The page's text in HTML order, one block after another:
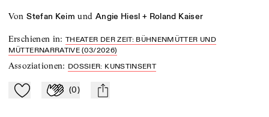
von Stefan Keim und Angie Hiesl + Roland Kaiser
Erschienen in:THEATER DER ZEIT: BÜHNENMÜTTER UND
MÜTTERNARRATIVE (03/2026)
Assoziationen: DOSSIER: KUNSTINSERT
Zu Mein-TdZ hinzufügen
Applaudieren
(0) mail